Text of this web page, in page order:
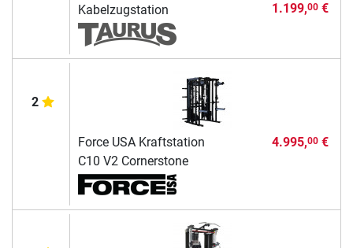
Kabelzugstation
1.199,00€
2
Force USA Kraftstation
C10 V2 Cornerstone
4.995,00€